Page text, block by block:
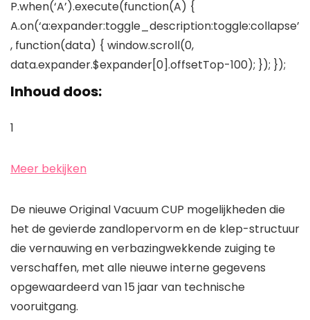
P.when(‘A’).execute(function(A) {
A.on(‘a:expander:toggle_description:toggle:collapse’
, function(data) { window.scroll(0,
data.expander.$expander[0].offsetTop-100); }); });
Inhoud doos:
1
Meer bekijken
De nieuwe Original Vacuum CUP mogelijkheden die
het de gevierde zandlopervorm en de klep-structuur
die vernauwing en verbazingwekkende zuiging te
verschaffen, met alle nieuwe interne gegevens
opgewaardeerd van 15 jaar van technische
vooruitgang.